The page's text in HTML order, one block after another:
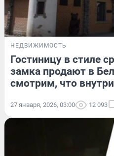
НЕДВИЖИМОСТЬ
Гостиницу в стиле
замка продают в
смотрим, что внутри
27 января, 2026, 03:00 12 093